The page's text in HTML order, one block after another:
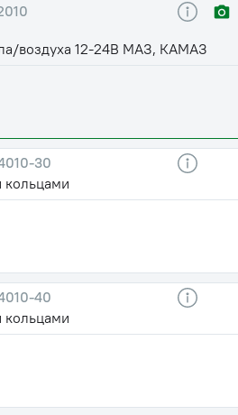
воздуха 12-24В МАЗ, КАМАЗ
30
40